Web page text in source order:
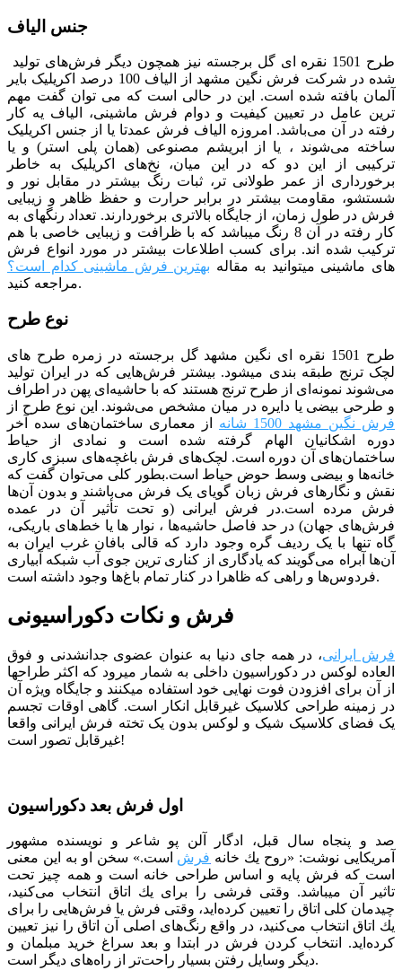
جنس الیاف
طرح 1501 نقره ای گل برجسته
نیز همچون دیگر فرش‌های تولید
شده در شرکت فرش نگین مشهد از الیاف 100 درصد اکریلیک بایر
آلمان بافته شده است. این در حالی است که می توان گفت مهم
ترین عامل در تعیین کیفیت و دوام فرش ماشینی، الیاف یه کار
رفته در آن می‌باشد. امروزه الیاف فرش عمدتا یا از جنس اکریلیک
ساخته می‌شوند ، یا از ابریشم مصنوعی (همان پلی استر) و یا
ترکیبی از این دو که در این میان، نخ‌های اکریلیک به خاطر
برخورداری از عمر طولانی تر، ثبات رنگ بیشتر در مقابل نور و
شستشو، مقاومت بیشتر در برابر حرارت و حفظ ظاهر و زیبایی
فرش در طول زمان، از جایگاه بالاتری برخوردارند. تعداد رنگ­­های به
کار رفته در آن 8 رنگ می­باشد که با ظرافت و زیبایی خاصی با هم
ترکیب شده­ اند. برای کسب اطلاعات بیشتر در مورد انواع فرش
های ماشینی میتوانید به مقاله بهترین فرش ماشینی کدام است؟
مراجعه کنید.
نوع طرح
طرح 1501 نقره ای نگین مشهد گل برجسته در زمره طرح های
لچک ترنج طبقه بندی می­شود. بیشتر فرش‌هایی که در ایران تولید
می‌شوند نمونه‌ای از طرح ترنج هستند که با حاشیه‌ای پهن در اطراف
و طرحی بیضی یا دایره در میان مشخص می‌شوند. این نوع طرح از
فرش نگین مشهد 1500 شانه
از معماری ساختمان‌های سده آخر
دوره اشکانیان الهام گرفته شده است و نمادی از حیاط
ساختمان‌های آن دوره است. لچک‌های فرش باغچه‌های سبزی کاری
خانه‌ها و بیضی وسط حوض حیاط است.بطور کلی می‌توان گفت که
نقش و نگارهای فرش زبان گویای یک فرش می‌باشند و بدون آن‌ها
فرش مرده است.در فرش ایرانی (و تحت تأثیر آن در عمده
فرش‌های جهان) در حد فاصل حاشیه‌ها ، نوار ها یا خط‌های باریکی،
‌گاه تنها با یک ردیف گره وجود دارد که قالی بافان غرب ایران به
آن‌ها آبراه می‌گویند که یادگاری از کناری ترین جوی آب شبکه‌ آبیاری
فردوس‌ها و راهی که ظاهرا در کنار تمام باغ‌ها وجود داشته است.
فرش و نکات دکوراسیونی
فرش ایرانی، در همه جای دنیا به عنوان عضوی جدانشدنی و فوق
العاده لوکس در دکوراسیون داخلی به شمار میرود که اکثر طراح­ها
از آن برای افزودن فوت نهایی خود استفاده می­کنند و جایگاه ویژه آن
در زمینه طراحی کلاسیک غیرقابل انکار است. گاهی اوقات تجسم
یک فضای کلاسیک شیک و لوکس بدون یک تخته فرش ایرانی واقعا
غیرقابل تصور است!
اول فرش بعد دکوراسیون
صد و پنجاه سال قبل، ادگار آلن پو شاعر و نویسنده مشهور
آمریکایی نوشت: «روح یك خانه فرش است.» سخن او به این معنی
است كه فرش پایه و اساس طراحی خانه است و همه چیز تحت
تاثیر آن می­باشد. وقتی فرشی را برای یك اتاق انتخاب می‌كنید،
چیدمان كلی اتاق را تعیین كرده‌اید، وقتی فرش یا فرش‌هایی را برای
یك اتاق انتخاب می‌كنید، در واقع رنگ‌های اصلی آن اتاق را نیز تعیین
كرده‌اید. انتخاب کردن فرش در ابتدا و بعد سراغ خرید مبلمان و
دیگر وسایل رفتن بسیار راحت‌تر از راه‌های دیگر است.